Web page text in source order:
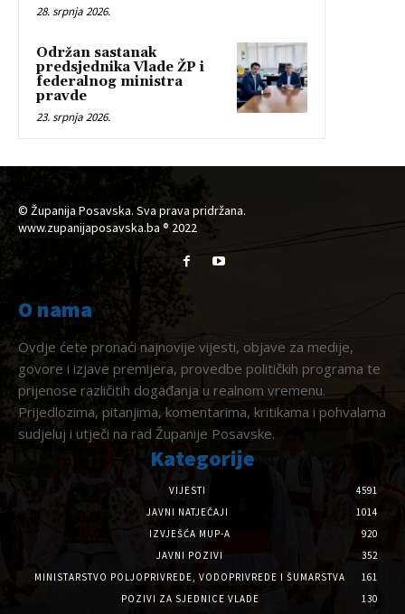
28. srpnja 2026.
Održan sastanak
predsjednika Vlade ŽP i
federalnog ministra
pravde
23. srpnja 2026.
© Županija Posavska. Sva prava pridržana.
www.zupanijaposavska.ba ® 2022
O nama
Ovdje ćete pronaći najnovije vijesti, objave za medije,
govore i izjave premijera, provedbe političkih programa te
prijenose različitih događanja u realnom vremenu.
Prijedlozima, pitanjima, komentarima, kritikama i pohvalama
sudjeluj i utječi na rad Županije Posavske.
Kategorije
VIJESTI
4591
JAVNI NATJEČAJI
1014
IZVJEŠĆA MUP-A
920
JAVNI POZIVI
352
MINISTARSTVO POLJOPRIVREDE, VODOPRIVREDE I ŠUMARSTVA
161
POZIVI ZA SJEDNICE VLADE
130